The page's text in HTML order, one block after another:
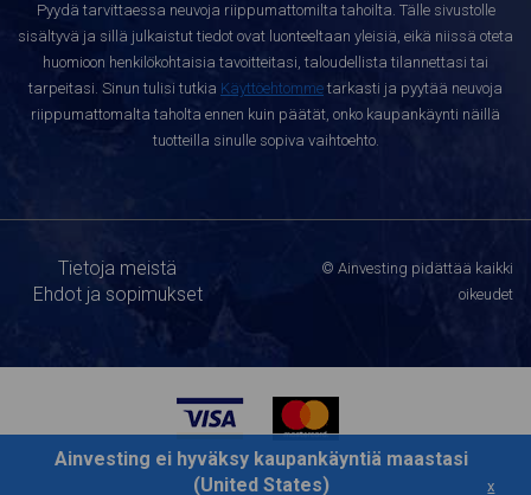
Pyydä tarvittaessa neuvoja riippumattomilta tahoilta. Tälle sivustolle
sisältyvä ja sillä julkaistut tiedot ovat luonteeltaan yleisiä, eikä niissä oteta
huomioon henkilökohtaisia tavoitteitasi, taloudellista tilannettasi tai
tarpeitasi. Sinun tulisi tutkia Käyttöehtomme tarkasti ja pyytää neuvoja
riippumattomalta taholta ennen kuin päätät, onko kaupankäynti näillä
tuotteilla sinulle sopiva vaihtoehto.
Tietoja meistä
Ehdot ja sopimukset
© Ainvesting pidättää kaikki
oikeudet
Ainvesting ei hyväksy kaupankäyntiä maastasi
(United States)
x